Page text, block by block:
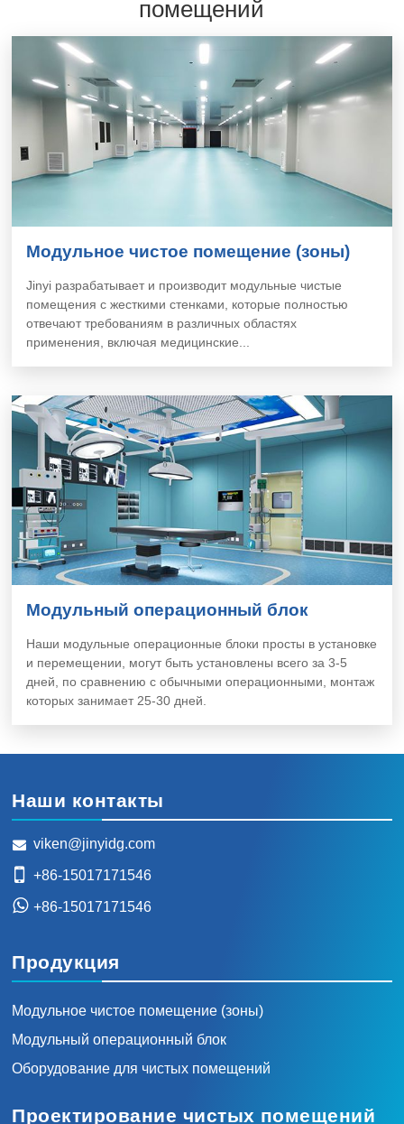
помещений
Модульное чистое помещение (зоны)
Jinyi разрабатывает и производит модульные чистые
помещения с жесткими стенками, которые полностью
отвечают требованиям в различных областях
применения, включая медицинские...
Модульный операционный блок
Наши модульные операционные блоки просты в установке
и перемещении, могут быть установлены всего за 3-5
дней, по сравнению с обычными операционными, монтаж
которых занимает 25-30 дней.
Наши контакты
viken@jinyidg.com
+86-15017171546
+86-15017171546
Продукция
Модульное чистое помещение (зоны)
Модульный операционный блок
Оборудование для чистых помещений
Проектирование чистых помещений